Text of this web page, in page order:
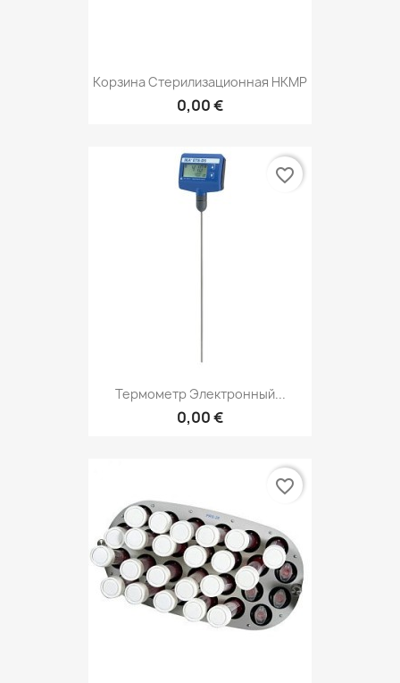
Корзина Стерилизационная НКМР
0,00 €
Термометр Электронный...
0,00 €
favorite_border
favorite_border